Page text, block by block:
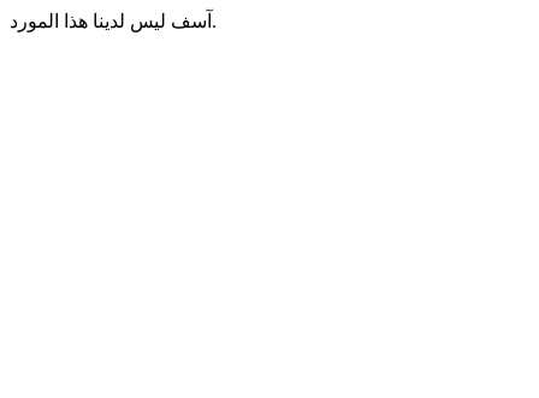
آسف ليس لدينا هذا المورد.